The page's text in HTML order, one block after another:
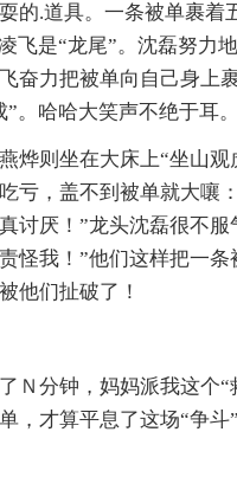
的.道具。一条被单裹着
飞是“龙尾”。沈磊努力
奋力把被单向自己身上
”。哈哈大笑声不绝于耳。
则坐在大床上“坐山观
亏，盖不到被单就大嚷
讨厌！”龙头沈磊很不服
怪我！”他们这样把一
他们扯破了！
分钟，妈妈派我这个“
，才算平息了这场“争斗”